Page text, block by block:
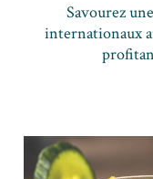
Savourez
internationaux